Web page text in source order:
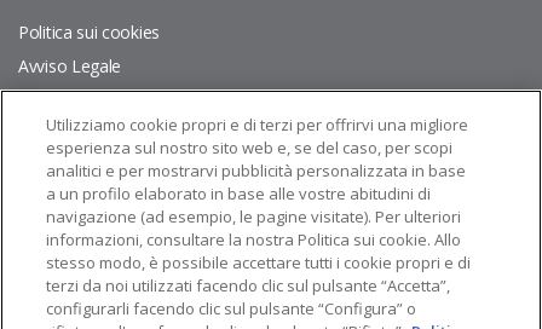
página
Politica sui cookies
Avviso Legale
Mappa del Sito
Seguiteci su:
Utilizziamo cookie propri e di terzi per offrirvi una migliore
esperienza sul nostro sito web e, se del caso, per scopi
analitici e per mostrarvi pubblicità personalizzata in base
a un profilo elaborato in base alle vostre abitudini di
navigazione (ad esempio, le pagine visitate). Per ulteriori
informazioni, consultare la nostra Politica sui cookie. Allo
stesso modo, è possibile accettare tutti i cookie propri e di
terzi da noi utilizzati facendo clic sul pulsante “Accetta”,
configurarli facendo clic sul pulsante “Configura” o